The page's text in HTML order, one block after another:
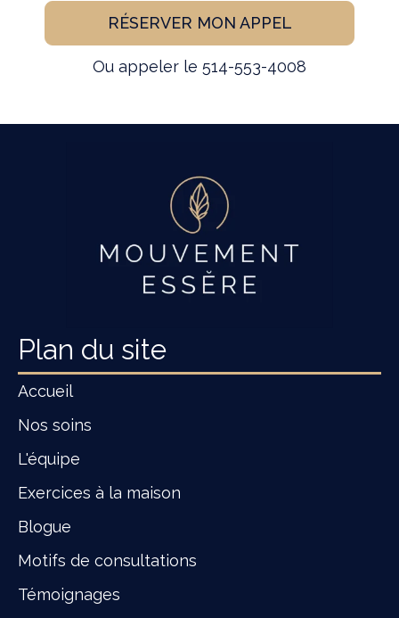
RÉSERVER MON APPEL
Ou appeler le 514-553-4008
Plan du site
Accueil
Nos soins
L'équipe
Exercices à la maison
Blogue
Motifs de consultations
Témoignages